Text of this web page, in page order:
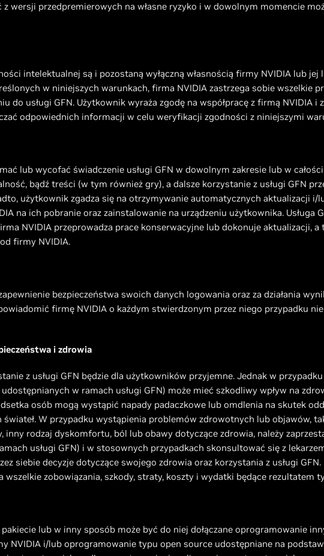
wersji przedpremierowych na własne ryzyko i w dowolnym momencie
intelektualnej są i pozostaną wyłączną własnością firmy NVIDIA lub jej
w niniejszych warunkach, firma NVIDIA zastrzega sobie wszelkie
do usługi GFN. Użytkownik wyraża zgodę na współpracę z firmą NVIDIA i
odpowiednich informacji w celu weryfikacji zgodności z niniejszymi
lub wycofać świadczenie usługi GFN w dowolnym zakresie lub w
bądź treści (w tym również gry), a dalsze korzystanie z usługi GFN
użytkownik zgadza się na otrzymywanie automatycznych aktualizacji i/
na ich pobranie oraz zainstalowanie na urządzeniu użytkownika. Usługa
NVIDIA przeprowadza prace konserwacyjne lub dokonuje aktualizacji, a
firmy NVIDIA.
bezpieczeństwa swoich danych logowania oraz za działania
firmę NVIDIA o każdym stwierdzonym przez niego przypadku
i zdrowia
z usługi GFN będzie dla użytkowników przyjemne. Jednak w
w ramach usługi GFN) może mieć szkodliwy wpływ na
osób mogą wystąpić napady padaczkowe lub omdlenia na skutek
W przypadku wystąpienia problemów zdrowotnych lub objawów,
inny rodzaj dyskomfortu, ból lub obawy dotyczące zdrowia, należy
usługi GFN) i w stosownych przypadkach skonsultować się z
siebie decyzje dotyczące swojego zdrowia oraz korzystania z usługi
wszelkie zobowiązania, szkody, straty, koszty i wydatki będące rezultatem
pakiecie lub w inny sposób może być do niej dołączane oprogramowanie
NVIDIA i/lub oprogramowanie typu open source udostępniane na